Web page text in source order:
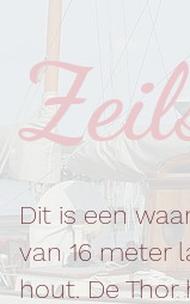
Dit is een
van 16 meter
hout. De